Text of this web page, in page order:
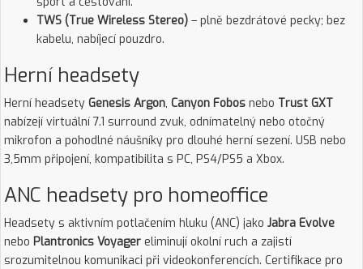
TWS (True Wireless Stereo) – plně bezdrátové pecky; bez
kabelu, nabíjecí pouzdro.
Herní headsety
Herní headsety Genesis Argon, Canyon Fobos nebo Trust GXT
nabízejí virtuální 7.1 surround zvuk, odnímatelný nebo otočný
mikrofon a pohodlné náušníky pro dlouhé herní sezení. USB nebo
3,5mm připojení, kompatibilita s PC, PS4/PS5 a Xbox.
ANC headsety pro homeoffice
Headsety s aktivním potlačením hluku (ANC) jako Jabra Evolve
nebo Plantronics Voyager eliminují okolní ruch a zajistí
srozumitelnou komunikaci při videokonferencích. Certifikace pro